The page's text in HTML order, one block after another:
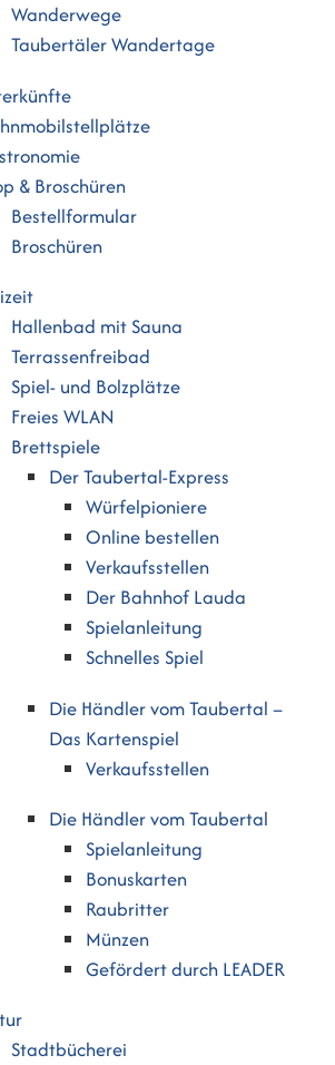
Wanderwege
Taubertäler Wandertage
& Broschüren
Bestellformular
Broschüren
Hallenbad mit Sauna
Terrassenfreibad
Spiel- und Bolzplätze
Freies WLAN
Brettspiele
Der Taubertal-Express
Würfelpioniere
Online bestellen
Verkaufsstellen
Der Bahnhof Lauda
Spielanleitung
Schnelles Spiel
Die Händler vom Taubertal –
Das Kartenspiel
Verkaufsstellen
Die Händler vom Taubertal
Spielanleitung
Bonuskarten
Raubritter
Münzen
Gefördert durch LEADER
Stadtbücherei